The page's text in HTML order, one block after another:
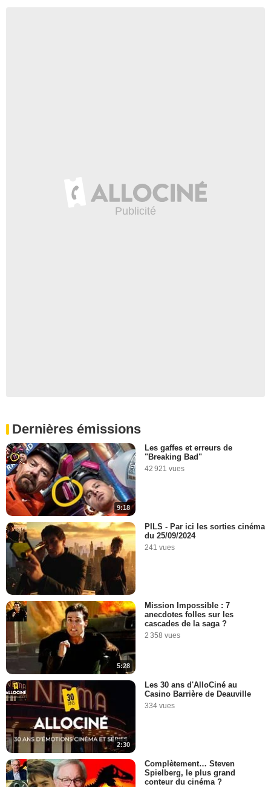
Dernières émissions
9:18
Les gaffes et erreurs de
"Breaking Bad"
42 921 vues
PILS - Par ici les sorties cinéma
du 25/09/2024
241 vues
5:28
Mission Impossible : 7
anecdotes folles sur les
cascades de la saga ?
2 358 vues
2:30
Les 30 ans d'AlloCiné au
Casino Barrière de Deauville
334 vues
Complètement… Steven
Spielberg, le plus grand
conteur du cinéma ?